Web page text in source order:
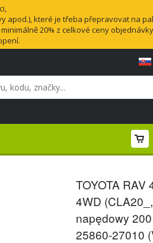
které je třeba přepravovat na
20% z celkové ceny
TOYOTA RAV
4WD
napędowy
25860-27010